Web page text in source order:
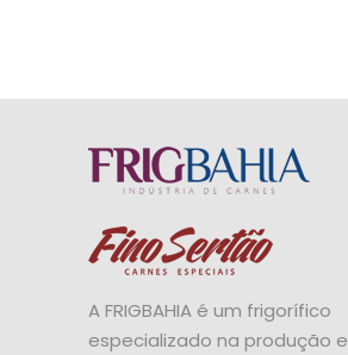
A FRIGBAHIA é um frigorífico
especializado na produção e